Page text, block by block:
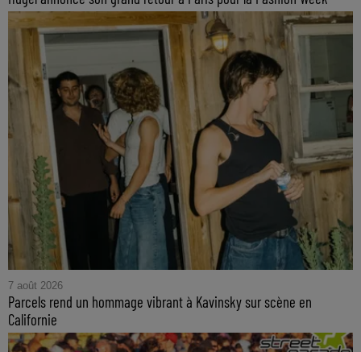
7 août 2026
Parcels rend un hommage vibrant à Kavinsky sur scène en
Californie